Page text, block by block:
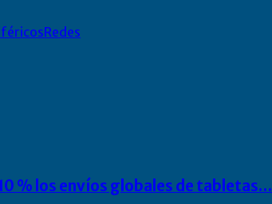
Redes
% los envíos globales de tabletas…